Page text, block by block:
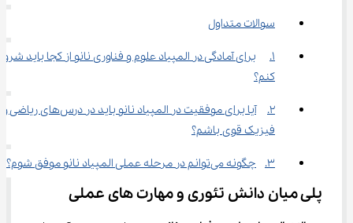
سوالات متداول
1.	برای آمادگی در المپیاد علوم و فناوری نانو از کجا باید
کنم؟
2.	آیا برای موفقیت در المپیاد نانو باید در درس‌های ریاضی و
فیزیک قوی باشم؟
3.	چگونه می‌توانم در مرحله عملی المپیاد نانو موفق شوم؟
پلی میان دانش تئوری و مهارت‌ های عملی